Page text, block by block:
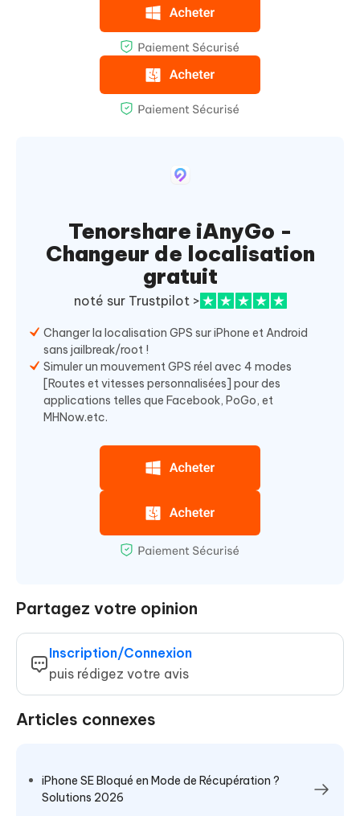
Tenorshare iAnyGo -
Changeur de localisation
gratuit
noté sur Trustpilot >
Changer la localisation GPS sur iPhone et Android
sans jailbreak/root !
Simuler un mouvement GPS réel avec 4 modes
[Routes et vitesses personnalisées] pour des
applications telles que Facebook, PoGo, et
MHNow.etc.
Partagez votre opinion
Inscription/Connexion
puis rédigez votre avis
Articles connexes
iPhone SE Bloqué en Mode de Récupération ?
Solutions 2026